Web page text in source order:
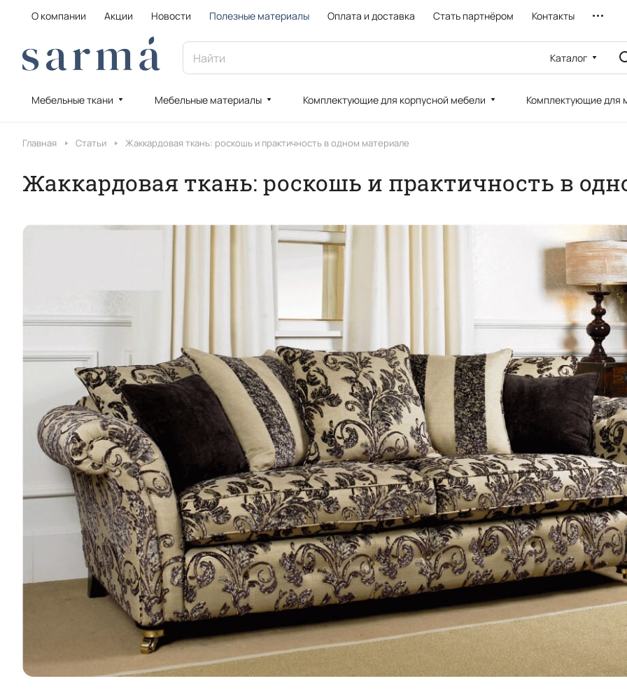
О компании Акции Новости Полезные материалы Оплата и доставка Стать партнёром Контакты
Каталог
Мебельные ткани Мебельные материалы Комплектующие для корпусной мебели Комплектующие для
Главная Статьи Жаккардовая ткань: роскошь и практичность в одном материале
Жаккардовая ткань: роскошь и практичность в